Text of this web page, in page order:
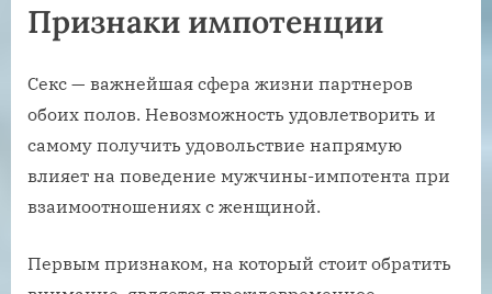
Признаки импотенции
Секс — важнейшая сфера жизни партнеров
обоих полов. Невозможность удовлетворить и
самому получить удовольствие напрямую
влияет на поведение мужчины-импотента при
взаимоотношениях с женщиной.
Первым признаком, на который стоит обратить